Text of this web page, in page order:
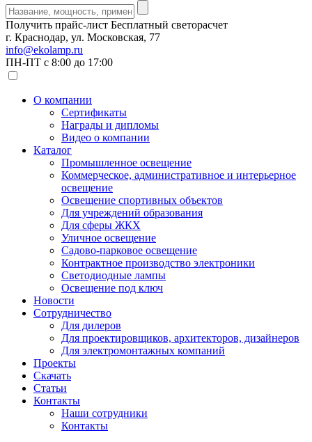
Получить прайс-лист Бесплатный светорасчет
г. Краснодар, ул. Московская, 77
info@ekolamp.ru
ПН-ПТ с 8:00 до 17:00
О компании
Сертификаты
Награды и дипломы
Видео о компании
Каталог
Промышленное освещение
Коммерческое, административное и интерьерное
освещение
Освещение спортивных объектов
Для учреждений образования
Для сферы ЖКХ
Уличное освещение
Садово-парковое освещение
Контрактное производство электроники
Светодиодные лампы
Освещение под ключ
Новости
Сотрудничество
Для дилеров
Для проектировщиков, архитекторов, дизайнеров
Для электромонтажных компаний
Проекты
Скачать
Статьи
Контакты
Наши сотрудники
Контакты